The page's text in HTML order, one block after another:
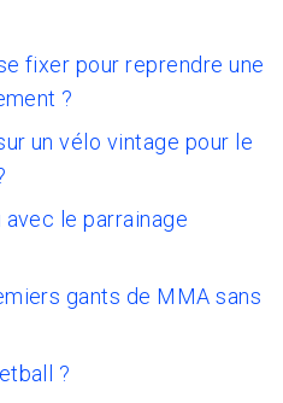
fixer pour reprendre une
?
un vélo vintage pour le
le parrainage
gants de MMA sans
?